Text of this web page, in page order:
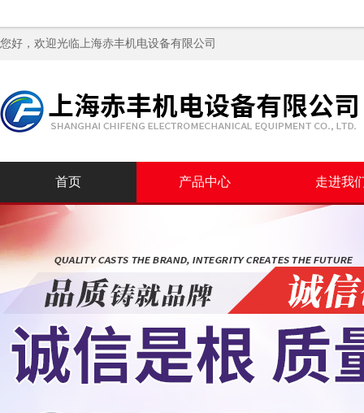
您好，欢迎光临上海赤丰机电设备有限公司
首页 产品中心 走进我